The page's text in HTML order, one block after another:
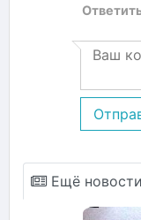
Ещё новости